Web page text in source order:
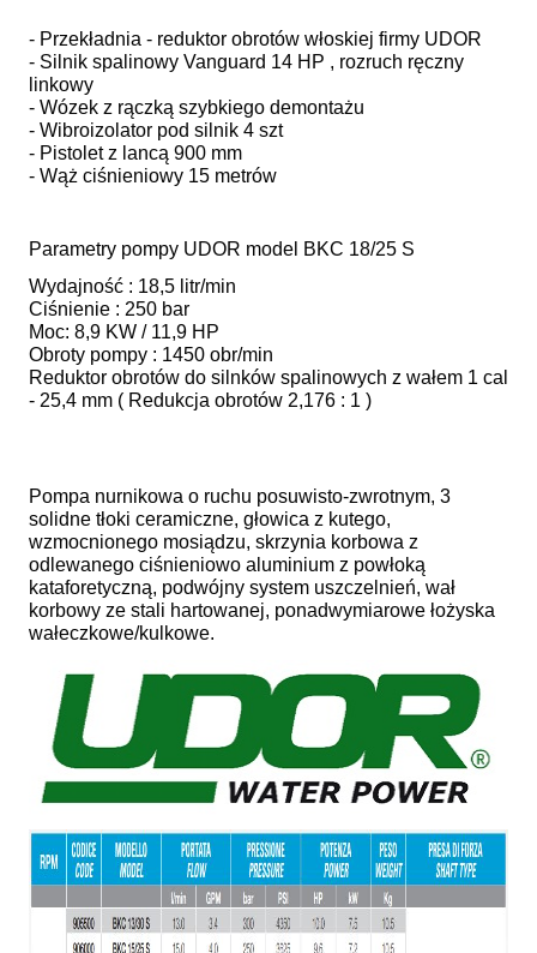
- Przekładnia - reduktor obrotów włoskiej firmy UDOR
- Silnik spalinowy Vanguard 14 HP , rozruch ręczny
linkowy
- Wózek z rączką szybkiego demontażu
- Wibroizolator pod silnik 4 szt
- Pistolet z lancą 900 mm
- Wąż ciśnieniowy 15 metrów
Parametry pompy UDOR model BKC 18/25 S
Wydajność : 18,5 litr/min
Ciśnienie : 250 bar
Moc: 8,9 KW / 11,9 HP
Obroty pompy : 1450 obr/min
Reduktor obrotów do silnków spalinowych z wałem 1 cal
- 25,4 mm ( Redukcja obrotów 2,176 : 1 )
Pompa nurnikowa o ruchu posuwisto-zwrotnym, 3
solidne tłoki ceramiczne, głowica z kutego,
wzmocnionego mosiądzu, skrzynia korbowa z
odlewanego ciśnieniowo aluminium z powłoką
kataforetyczną, podwójny system uszczelnień, wał
korbowy ze stali hartowanej, ponadwymiarowe łożyska
wałeczkowe/kulkowe.